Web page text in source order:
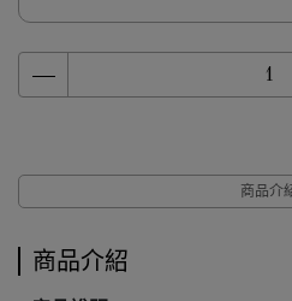
商品介
商品介紹